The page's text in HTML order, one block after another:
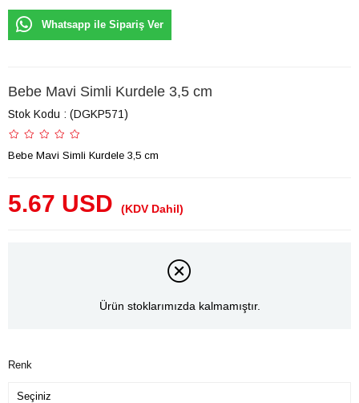
Whatsapp ile Sipariş Ver
Bebe Mavi Simli Kurdele 3,5 cm
Stok Kodu (DGKP571)
Bebe Mavi Simli Kurdele 3,5 cm
5.67 USD (KDV Dahil)
Ürün stoklarımızda kalmamıştır.
Renk